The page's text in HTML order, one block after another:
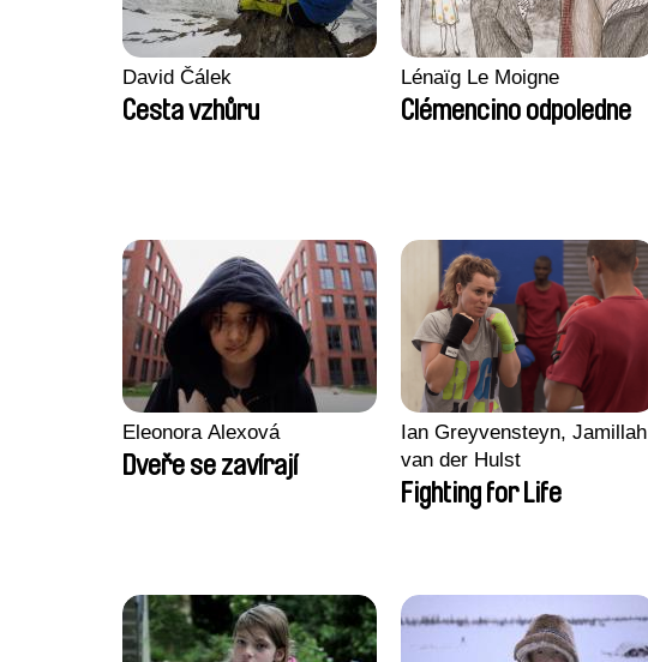
David Čálek
Cesta vzhůru
Lénaïg Le Moigne
Clémencino odpoledne
Eleonora Alexová
Dveře se zavírají
Ian Greyvensteyn, Jamillah
van der Hulst
Fighting for Life